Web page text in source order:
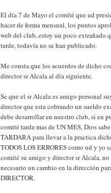
El día 7 de Mayo el comité que ud
hacer de forma mensual, los puntos
web del club, estoy un poco extrañado
tarde, todavía no se han publicado.
Me consta que los acuerdos de dicho
director sr Alcala al día siguiente.
Se que el sr Alcala es amigo personal
director que esta cobrando un sueldo
debe desarrollar en nuestro club, si en
comité tarda mas de UN MES, Dios
TARDARA para llevar a la practica
TODOS LOS ERRORES como ud y yo
comité su amigo y director sr Alcala, no
necesario un cambio en la dirección
DIRECTOR.